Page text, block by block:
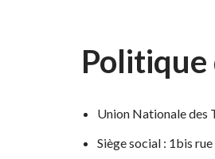
Union Nationale des
Siège social : 1bis